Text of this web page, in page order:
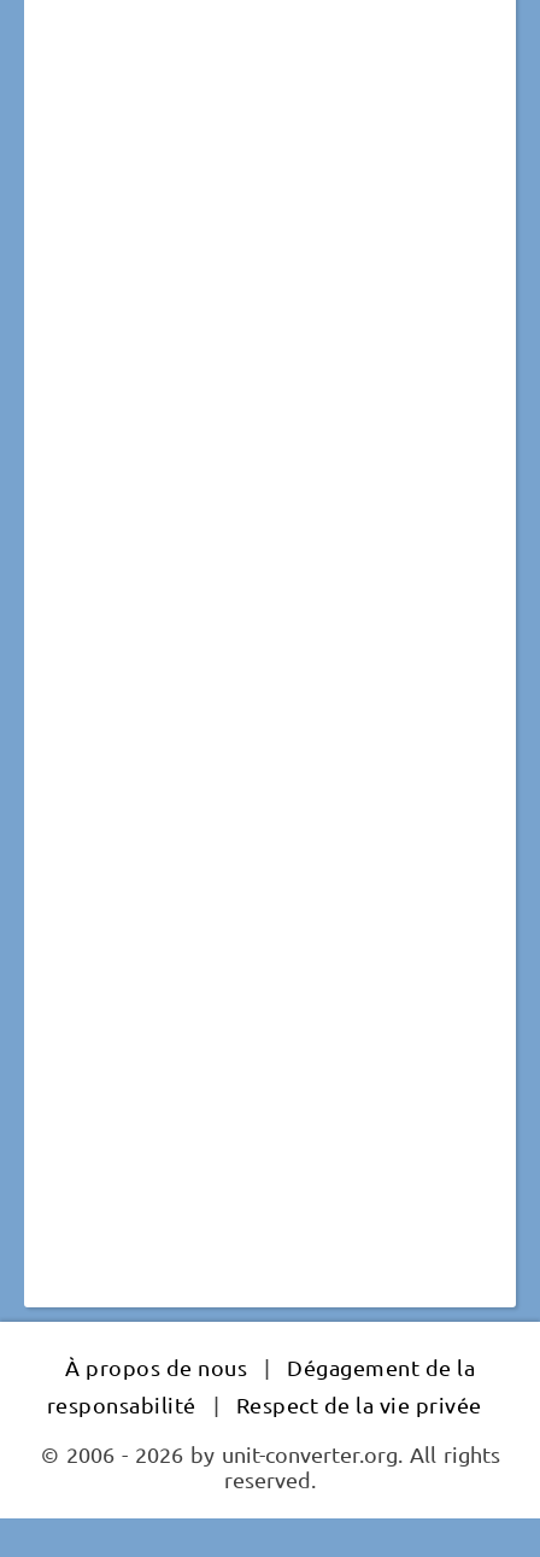
À propos de nous |
Dégagement de la
responsabilité
|
Respect de la vie privée
© 2006 - 2026 by unit-converter.org. All rights
reserved.